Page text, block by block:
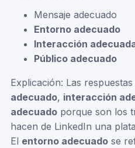
Mensaje adecuado
Entorno adecuado
Interacción
Público adecuado
Explicación: Las
adecuado, interacción
adecuado porque son los
hacen de LinkedIn una
El entorno adecuado se